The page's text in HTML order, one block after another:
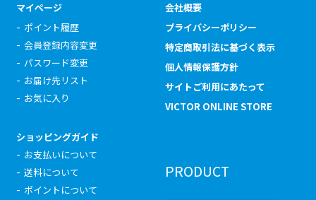
マイページ
ポイント履歴
会員登録内容変更
パスワード変更
お届け先リスト
お気に入り
ショッピングガイド
お支払いについて
送料について
ポイントについて
会社概要
プライバシーポリシー
特定商取引法に基づく表示
個人情報保護方針
サイトご利用にあたって
VICTOR ONLINE STORE
PRODUCT